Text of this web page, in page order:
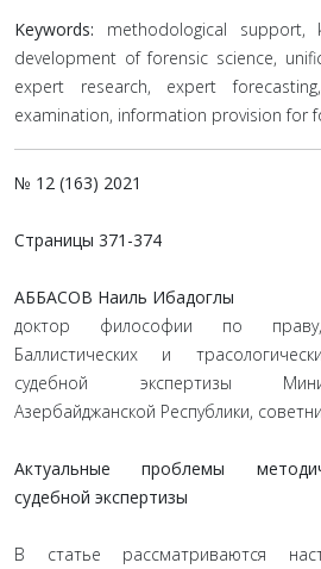
Keywords: methodological support,
development of forensic science,
expert research, expert
examination, information provision for
№ 12 (163) 2021
Страницы 371-374
АББАСОВ Наиль Ибадоглы
доктор философии по
Баллистических и
судебной экспертизы
Азербайджанской Республики,
Актуальные проблемы
судебной экспертизы
В статье рассматриваются